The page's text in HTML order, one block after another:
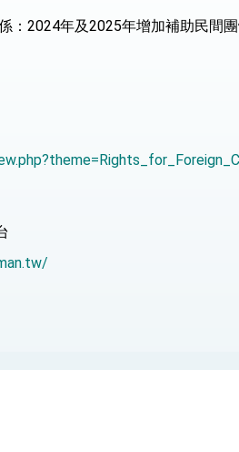
總統以「韌性之島，希望之光」為題發表2026新 年談話
堅持團結 迎風轉型 穩健前行
城辦事處」，進一步深化台美交流合作
：2024年及2025年增加補助民間